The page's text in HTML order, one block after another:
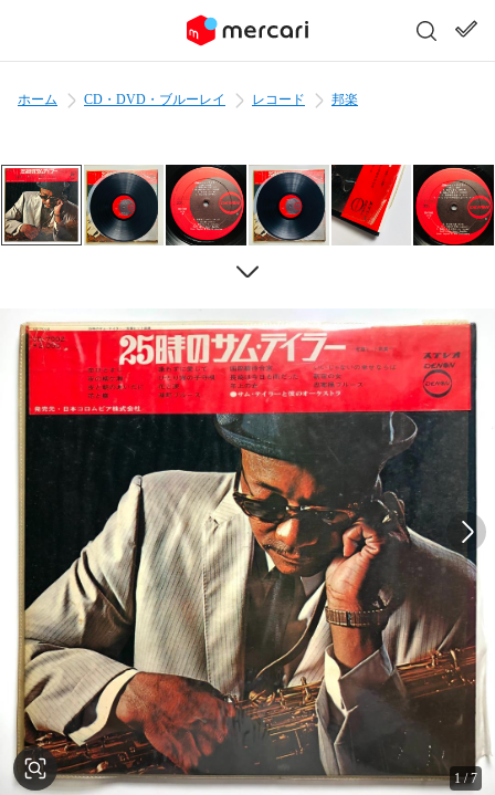
ホーム CD・DVD・ブルーレイ レコード 邦楽
1/7